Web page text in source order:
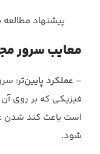
پیشنهاد
معایب سرور
– عملکرد پایین‌تر:
فیزیکی که بر روی آن
است باعث کند شدن
شود.